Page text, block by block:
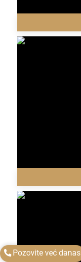
Pozovite već danas